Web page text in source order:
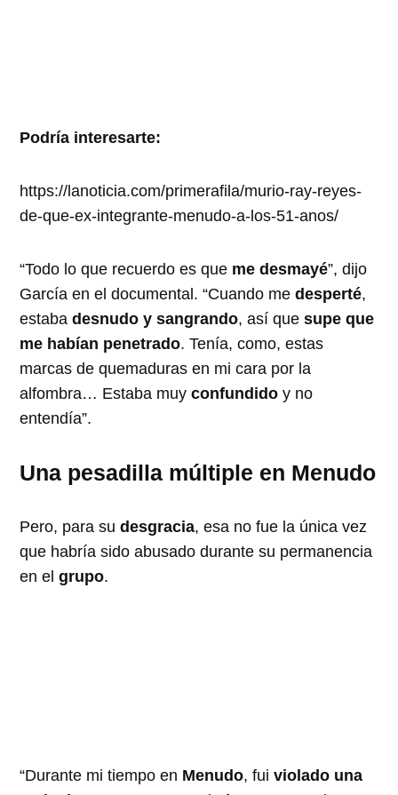
Podría interesarte:
https://lanoticia.com/primerafila/murio-ray-reyes-
de-que-ex-integrante-menudo-a-los-51-anos/
“Todo lo que recuerdo es que me desmayé”, dijo
García en el documental. “Cuando medesperté,
estabadesnudo y sangrando, así quesupe que
me habían penetrado. Tenía, como, estas
marcas de quemaduras en mi cara por la
alfombra… Estaba muyconfundidoy no
entendía”.
Una pesadilla múltiple en Menudo
Pero, para sudesgracia, esa no fue la única vez
que habría sido abusado durante su permanencia
en elgrupo.
“Durante mi tiempo en Menudo, fuiviolado una